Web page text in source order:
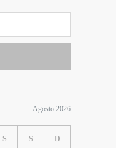
Agosto 2026
S S D